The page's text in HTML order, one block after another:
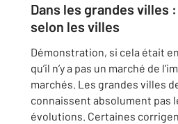
Dans les grandes villes
selon les villes
Démonstration, si cela était
qu’il n’y a pas un marché de
marchés. Les grandes villes
connaissent absolument pas
évolutions. Certaines